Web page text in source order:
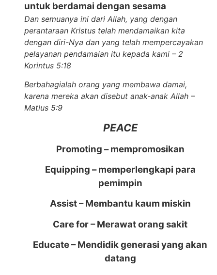
untuk berdamai dengan sesama
Dan semuanya ini dari Allah, yang dengan
perantaraan Kristus telah mendamaikan kita
dengan diri-Nya dan yang telah mempercayakan
pelayanan pendamaian itu kepada kami – 2
Korintus 5:18
Berbahagialah orang yang membawa damai,
karena mereka akan disebut anak-anak Allah –
Matius 5:9
PEACE
Promoting – mempromosikan
Equipping – memperlengkapi para
pemimpin
Assist – Membantu kaum miskin
Care for – Merawat orang sakit
Educate – Mendidik generasi yang akan
datang